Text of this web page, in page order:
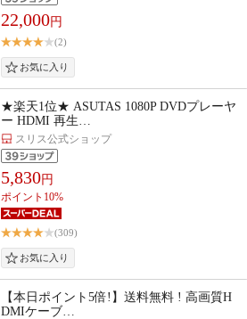
22,000円
(2)
★楽天1位★ ASUTAS 1080P DVDプレーヤ
ー HDMI 再生…
スリス公式ショップ
5,830円
ポイント10%
(309)
【本日ポイント5倍!】送料無料 ! 高画質H
DMIケーブ…